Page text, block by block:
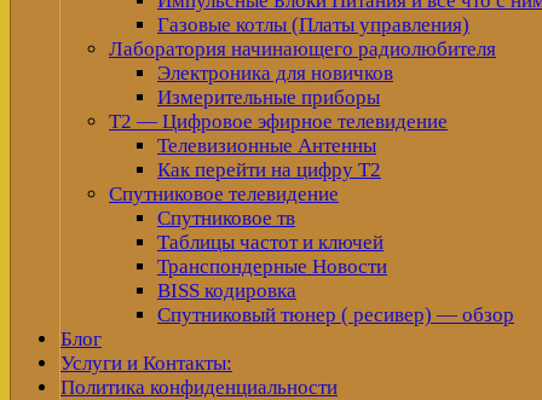
Газовые котлы (Платы управления)
Лаборатория начинающего радиолюбителя
Электроника для новичков
Измерительные приборы
Т2 — Цифровое эфирное телевидение
Телевизионные Антенны
Как перейти на цифру Т2
Спутниковое телевидение
Спутниковое тв
Таблицы частот и ключей
Транспондерные Новости
BISS кодировка
Спутниковый тюнер ( ресивер) — обзор
Блог
Услуги и Контакты:
Политика конфиденциальности